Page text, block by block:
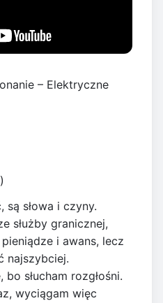
– Elektryczne
są słowa i czyny.
służby granicznej,
i awans, lecz
najszybciej.
słucham rozgłośni.
wyciągam więc